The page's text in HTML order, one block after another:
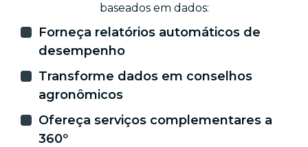
baseados em dados:
Forneça relatórios automáticos de
desempenho
Transforme dados em conselhos
agronômicos
Ofereça serviços complementares a
360º